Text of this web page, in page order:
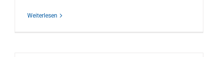
Weiterlesen